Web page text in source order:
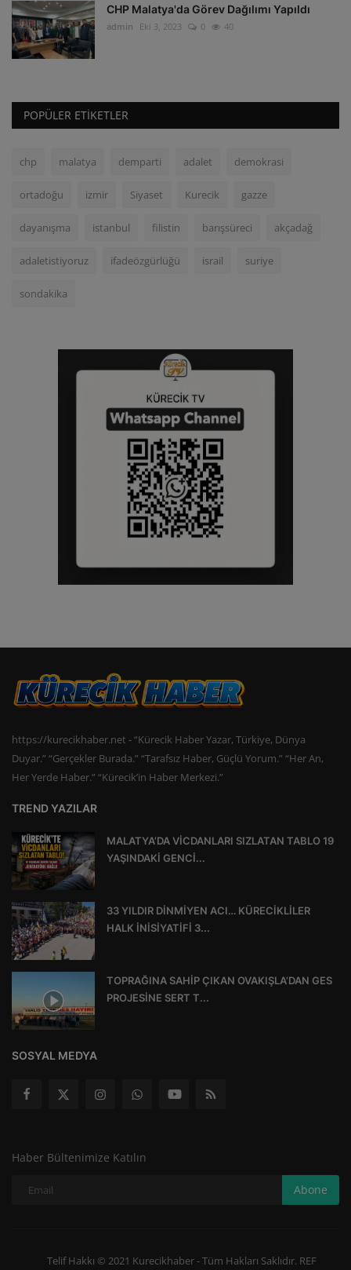
CHP Malatya'da Görev Dağılımı Yapıldı
admin Eki 3, 2023 0 40
POPÜLER ETIKETLER
chp malatya demparti adalet demokrasi
ortadoğu izmir Siyaset Kurecik gazze
dayanışma istanbul filistin barışsüreci akçadağ
adaletistiyoruz ifadeözgürlüğü israil suriye
sondakika
https://kurecikhaber.net - “Kürecik Haber Yazar, Türkiye, Dünya
Duyar.” “Gerçekler Burada.” “Tarafsız Haber, Güçlü Yorum.” “Her An,
Her Yerde Haber.” “Kürecik’in Haber Merkezi.”
TREND YAZILAR
MALATYA’DA VİCDANLARI SIZLATAN TABLO 19
YAŞINDAKİ GENCİ...
33 YILDIR DİNMİYEN ACI… KÜRECİKLİLER
HALK İNİSİYATİFİ 3...
TOPRAĞINA SAHİP ÇIKAN OVAKIŞLA’DAN GES
PROJESİNE SERT T...
SOSYAL MEDYA
Haber Bültenimize Katılın
Abone
Telif Hakkı © 2021 Kurecikhaber - Tüm Hakları Saklıdır. REF